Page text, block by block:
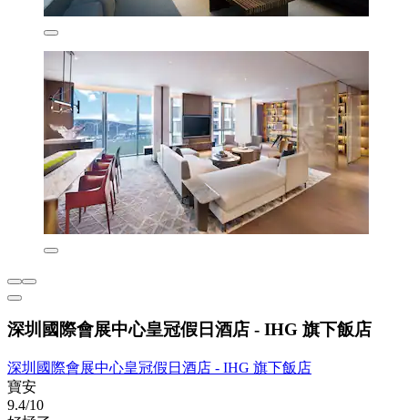
深圳國際會展中心皇冠假日酒店 - IHG 旗下飯店
深圳國際會展中心皇冠假日酒店 - IHG 旗下飯店
寶安
9.4/10